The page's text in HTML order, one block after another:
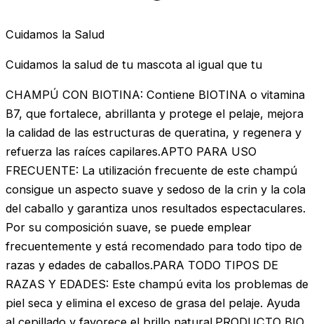
Cuidamos la Salud
Cuidamos la salud de tu mascota al igual que tu
CHAMPÚ CON BIOTINA: Contiene BIOTINA o vitamina
B7, que fortalece, abrillanta y protege el pelaje, mejora
la calidad de las estructuras de queratina, y regenera y
refuerza las raíces capilares.APTO PARA USO
FRECUENTE: La utilización frecuente de este champú
consigue un aspecto suave y sedoso de la crin y la cola
del caballo y garantiza unos resultados espectaculares.
Por su composición suave, se puede emplear
frecuentemente y está recomendado para todo tipo de
razas y edades de caballos.PARA TODO TIPOS DE
RAZAS Y EDADES: Este champú evita los problemas de
piel seca y elimina el exceso de grasa del pelaje. Ayuda